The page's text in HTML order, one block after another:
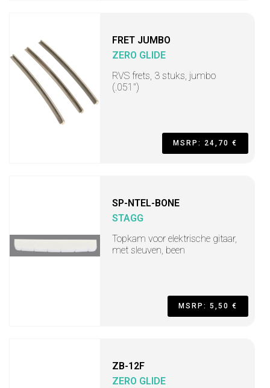
FRET JUMBO
ZERO GLIDE
RVS frets, 3 stuks, jumbo
(.051")
MSRP: 24,70 €
SP-NTEL-BONE
STAGG
Topkam voor elektrische gitaar,
met sleuven, been
MSRP: 5,50 €
ZB-12F
ZERO GLIDE